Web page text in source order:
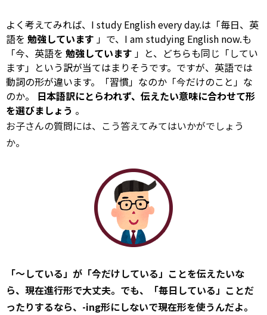
よく考えてみれば、I study English every day.は「毎日、英
語を 勉強しています 」で、I am studying English now.も
「今、英語を 勉強しています 」と、どちらも同じ「してい
ます」という訳が当てはまりそうです。ですが、英語では
動詞の形が違います。「習慣」なのか「今だけのこと」な
のか。 日本語訳にとらわれず、伝えたい意味に合わせて形
を選びましょう 。
お子さんの質問には、こう答えてみてはいかがでしょう
か。
「～している」が「今だけしている」ことを伝えたいな
ら、現在進行形で大丈夫。でも、「毎日している」ことだ
ったりするなら、-ing形にしないで現在形を使うんだよ。